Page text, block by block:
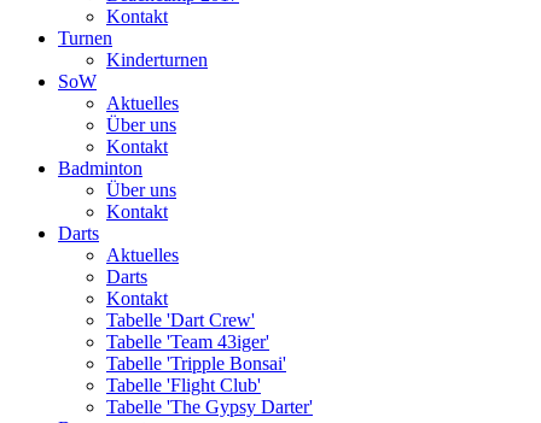
Kontakt
Turnen
Kinderturnen
SoW
Aktuelles
Über uns
Kontakt
Badminton
Über uns
Kontakt
Darts
Aktuelles
Darts
Kontakt
Tabelle 'Dart Crew'
Tabelle 'Team 43iger'
Tabelle 'Tripple Bonsai'
Tabelle 'Flight Club'
Tabelle 'The Gypsy Darter'